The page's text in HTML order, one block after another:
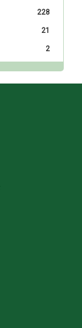
228
21
2